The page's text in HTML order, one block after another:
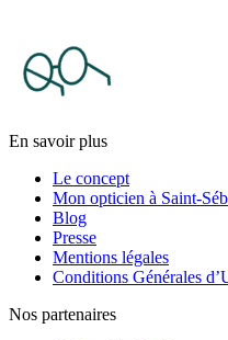
En savoir plus
Le concept
Mon opticien à Saint-
Blog
Presse
Mentions légales
Conditions Générales
Nos partenaires